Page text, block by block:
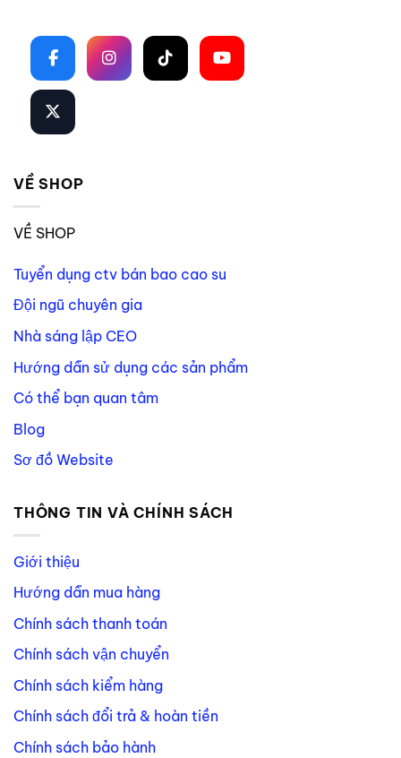
VỀ SHOP
VỀ SHOP
Tuyển dụng ctv bán bao cao su
Đội ngũ chuyên gia
Nhà sáng lập CEO
Hướng dẫn sử dụng các sản phẩm
Có thể bạn quan tâm
Blog
Sơ đồ Website
THÔNG TIN VÀ CHÍNH SÁCH
Giới thiệu
Hướng dẫn mua hàng
Chính sách thanh toán
Chính sách vận chuyển
Chính sách kiểm hàng
Chính sách đổi trả & hoàn tiền
Chính sách bảo hành